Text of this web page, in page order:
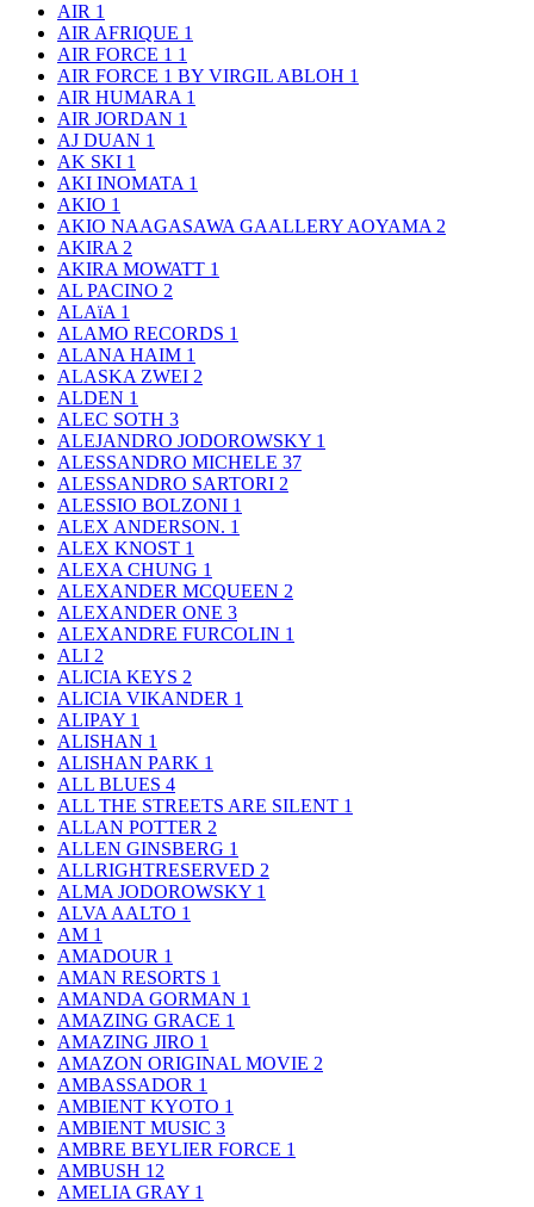
AIR 1
AIR AFRIQUE 1
AIR FORCE 1 1
AIR FORCE 1 BY VIRGIL ABLOH 1
AIR HUMARA 1
AIR JORDAN 1
AJ DUAN 1
AK SKI 1
AKI INOMATA 1
AKIO 1
AKIO NAAGASAWA GAALLERY AOYAMA2
AKIRA2
AKIRA MOWATT 1
AL PACINO 2
ALAïA 1
ALAMO RECORDS 1
ALANA HAIM 1
ALASKA ZWEI 2
ALDEN 1
ALEC SOTH 3
ALEJANDRO JODOROWSKY 1
ALESSANDRO MICHELE 37
ALESSANDRO SARTORI 2
ALESSIO BOLZONI 1
ALEX ANDERSON. 1
ALEX KNOST 1
ALEXA CHUNG 1
ALEXANDER MCQUEEN 2
ALEXANDER ONE 3
ALEXANDRE FURCOLIN 1
ALI 2
ALICIA KEYS 2
ALICIA VIKANDER 1
ALIPAY 1
ALISHAN 1
ALISHAN PARK 1
ALL BLUES 4
ALL THE STREETS ARE SILENT 1
ALLAN POTTER 2
ALLEN GINSBERG 1
ALLRIGHTRESERVED 2
ALMA JODOROWSKY 1
ALVA AALTO 1
AM 1
AMADOUR 1
AMAN RESORTS 1
AMANDA GORMAN 1
AMAZING GRACE 1
AMAZING JIRO 1
AMAZON ORIGINAL MOVIE 2
AMBASSADOR 1
AMBIENT KYOTO 1
AMBIENT MUSIC 3
AMBRE BEYLIER FORCE 1
AMBUSH 12
AMELIA GRAY 1